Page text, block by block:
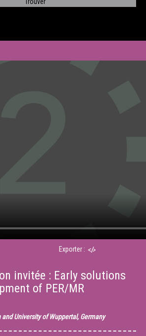
Exporter :
invitée : Early solutions
of PER/MR
University of Wuppertal, Germany